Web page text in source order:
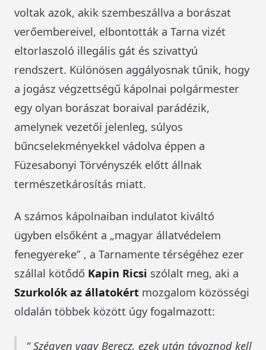
voltak azok, akik szembeszállva a borászat
verőembereivel, elbontották a Tarna vizét
eltorlaszoló illegális gát és szivattyú
rendszert. Különösen aggályosnak tűnik, hogy
a jogász végzettségű kápolnai polgármester
egy olyan borászat boraival parádézik,
amelynek vezetői jelenleg, súlyos
bűncselekményekkel vádolva éppen a
Füzesabonyi Törvényszék előtt állnak
természetkárosítás miatt.
A számos kápolnaiban indulatot kiváltó
ügyben elsőként a „magyar állatvédelem
fenegyereke” , a Tarnamente térségéhez ezer
szállal kötődő Kapin Ricsi szólalt meg, aki a
Szurkolók az állatokért mozgalom közösségi
oldalán többek között úgy fogalmazott:
Szégyen vagy Berecz, ezek után távoznod kell